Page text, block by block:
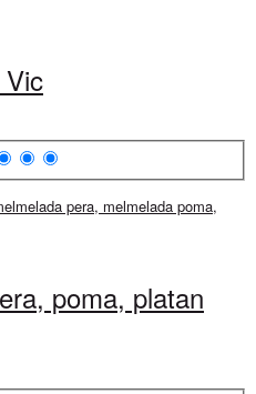
poma, platan